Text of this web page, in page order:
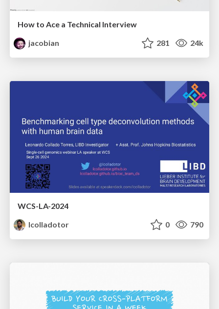
How to Ace a Technical Interview
jacobian
281 24k
WCS-LA-2024
lcolladotor
0 790